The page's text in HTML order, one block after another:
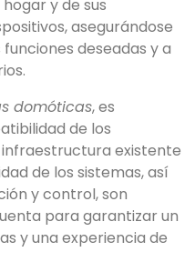
a escribir para
resultados.
y de sus
asegurándose
deseadas y a
domóticas, es
de los
existente
de los sistemas, así
y control, son
para garantizar un
y una experiencia de